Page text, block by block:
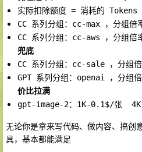
实际扣除额度 = 消耗的
CC 系列分组：cc-max ，分组
CC 系列分组：cc-aws ，分组
兜底
CC 系列分组：cc-sale ，分组
GPT 系列分组：openai ，分组
价比拉满
gpt-image-2：1K-0.1$/张
无论你是拿来写代码、做内容、搞创
具，基本都能满足